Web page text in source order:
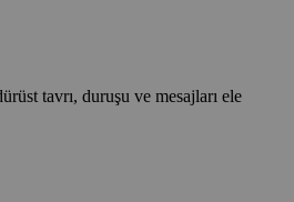
tavrı, duruşu ve mesajları ele